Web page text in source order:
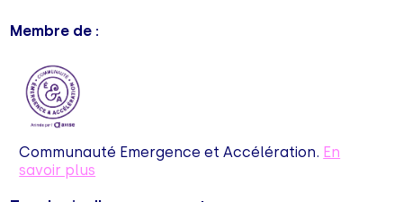
Membre de :
Communauté Emergence et Accélération. En
savoir plus